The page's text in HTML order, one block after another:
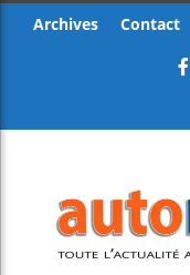
Archives Contact